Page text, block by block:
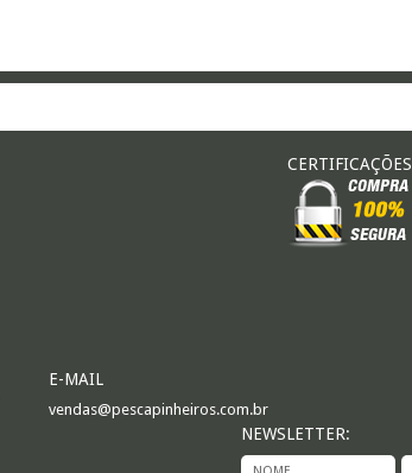
CERTIFICAÇÕES
E-MAIL
vendas@pescapinheiros.com.br
NEWSLETTER: